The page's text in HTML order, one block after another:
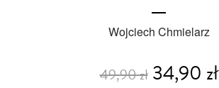
Wojciech Chmielarz
49,90 zł34,90 zł